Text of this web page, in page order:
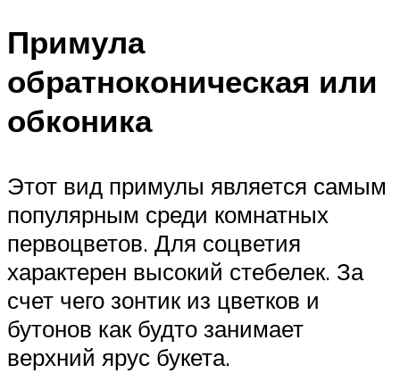
Примула
обратноконическая или
обконика
Этот вид примулы является самым
популярным среди комнатных
первоцветов. Для соцветия
характерен высокий стебелек. За
счет чего зонтик из цветков и
бутонов как будто занимает
верхний ярус букета.